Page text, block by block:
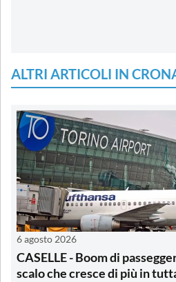
ALTRI ARTICOLI IN
6 agosto 2026
CASELLE - Boom di
scalo che cresce di più in